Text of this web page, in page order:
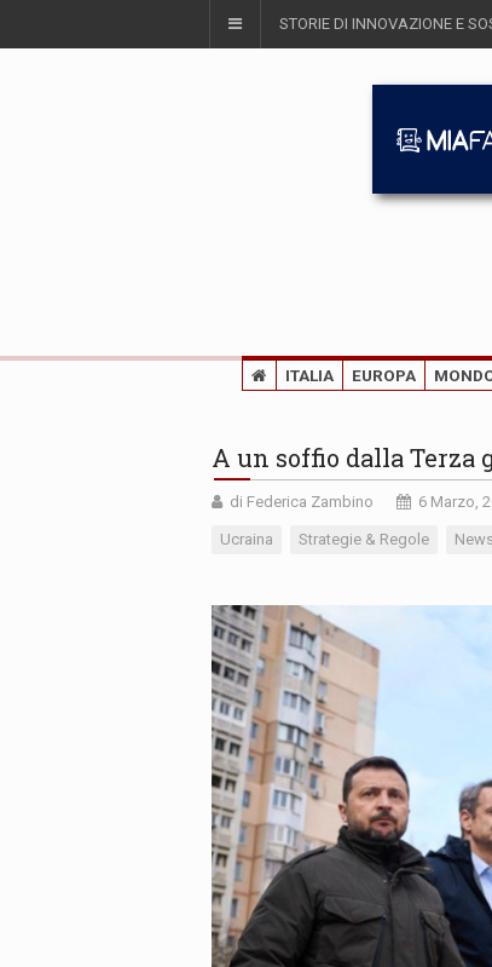
STORIE DI INNOVAZIONE E
ITALIA EUROPA
A un soffio dalla Terza
di Federica Zambino 6 Marzo,
Ucraina Strategie & Regole